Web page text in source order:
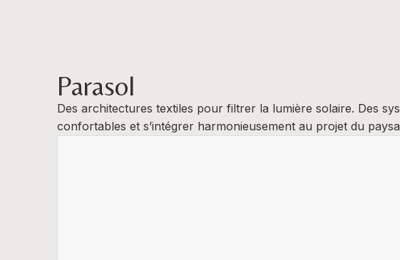
Parasol
Des architectures textiles pour filtrer la lumière solaire. Des
confortables et s’intégrer harmonieusement au projet du